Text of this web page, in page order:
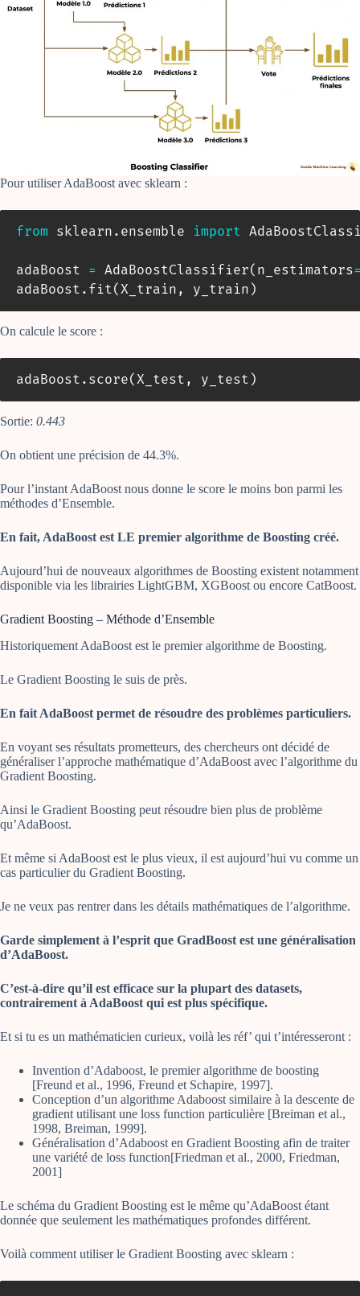
Pour utiliser AdaBoost avec sklearn :
from sklearn . ensemble import
adaBoost = AdaBoostClassifier( n_estimators
adaBoost . fit( X_train , y_train )
On calcule le score :
adaBoost . score( X_test , y_test )
Sortie: 0.443
On obtient une précision de 44.3%.
Pour l’instant AdaBoost nous donne le score le moins bon parmi les
méthodes d’Ensemble.
En fait, AdaBoost est LE premier algorithme de Boosting créé.
Aujourd’hui de nouveaux algorithmes de Boosting existent notamment
disponible via les librairies LightGBM, XGBoost ou encore CatBoost.
Gradient Boosting – Méthode d’Ensemble
Historiquement AdaBoost est le premier algorithme de Boosting.
Le Gradient Boosting le suis de près.
En fait AdaBoost permet de résoudre des problèmes particuliers.
En voyant ses résultats prometteurs, des chercheurs ont décidé de
généraliser l’approche mathématique d’AdaBoost avec l’algorithme du
Gradient Boosting.
Ainsi le Gradient Boosting peut résoudre bien plus de problème
qu’AdaBoost.
Et même si AdaBoost est le plus vieux, il est aujourd’hui vu comme un
cas particulier du Gradient Boosting.
Je ne veux pas rentrer dans les détails mathématiques de l’algorithme.
Garde simplement à l’esprit que GradBoost est une généralisation
d’AdaBoost.
C’est-à-dire qu’il est efficace sur la plupart des datasets,
contrairement à AdaBoost qui est plus spécifique.
Et si tu es un mathématicien curieux, voilà les réf’ qui t’intéresseront :
Invention d’Adaboost, le premier algorithme de boosting
[Freund et al., 1996, Freund et Schapire, 1997].
Conception d’un algorithme Adaboost similaire à la descente de
gradient utilisant une loss function particulière [Breiman et al.,
1998, Breiman, 1999].
Généralisation d’Adaboost en Gradient Boosting afin de traiter
une variété de loss function[Friedman et al., 2000, Friedman,
2001]
Le schéma du Gradient Boosting est le même qu’AdaBoost étant
donnée que seulement les mathématiques profondes différent.
Voilà comment utiliser le Gradient Boosting avec sklearn :